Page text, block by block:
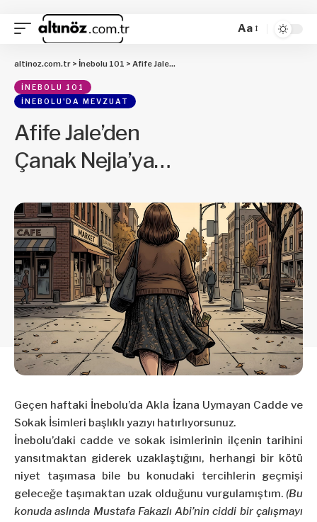
Aa
altinoz.com.tr > İnebolu 101 > Afife Jale’den Çanak Nejla’ya…
İNEBOLU 101
İNEBOLU'DA MEVZUAT
Afife Jale’den
Çanak Nejla’ya…
Geçen haftaki İnebolu’da Akla İzana Uymayan Cadde ve
Sokak İsimleri başlıklı yazıyı hatırlıyorsunuz.
İnebolu’daki cadde ve sokak isimlerinin ilçenin tarihini
yansıtmaktan giderek uzaklaştığını, herhangi bir kötü
niyet taşımasa bile bu konudaki tercihlerin geçmişi
geleceğe taşımaktan uzak olduğunu vurgulamıştım. (Bu
konuda aslında Mustafa Fakazlı Abi’nin ciddi bir çalışmayı